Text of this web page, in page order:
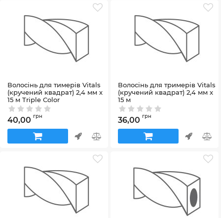
Волосінь для тимерів Vitals
(кручений квадрат) 2,4 мм х
15 м Triple Color
Артикул:246646
40,00 грн
Волосінь для тримерів Vitals
(кручений квадрат) 2,4 мм х
15 м
Артикул:67365
36,00 грн